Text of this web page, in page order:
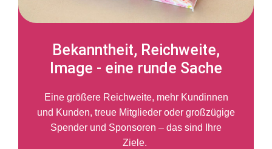
Bekanntheit, Reichweite,
Image - eine runde Sache
Eine größere Reichweite, mehr Kundinnen
und Kunden, treue Mitglieder oder großzügige
Spender und Sponsoren – das sind Ihre
Ziele.